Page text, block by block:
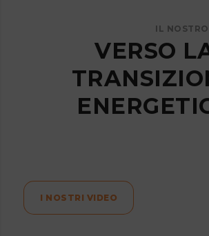
IL
VERSO
I NOSTRI VIDEO